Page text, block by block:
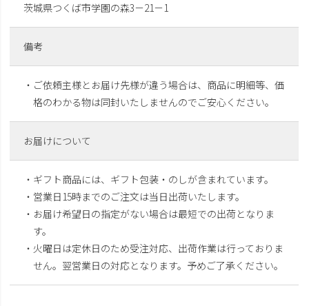
茨城県つくば市学園の森3－21－1
備考
・ご依頼主様とお届け先様が違う場合は、商品に明細等、価
格のわかる物は同封いたしませんのでご安心ください。
お届けについて
・ギフト商品には、ギフト包装・のしが含まれています。
・営業日15時までのご注文は当日出荷いたします。
・お届け希望日の指定がない場合は最短での出荷となりま
す。
・火曜日は定休日のため受注対応、出荷作業は行っておりま
せん。翌営業日の対応となります。予めご了承ください。